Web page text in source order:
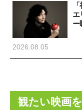
エ
ー
2026.08.05
観たい映画